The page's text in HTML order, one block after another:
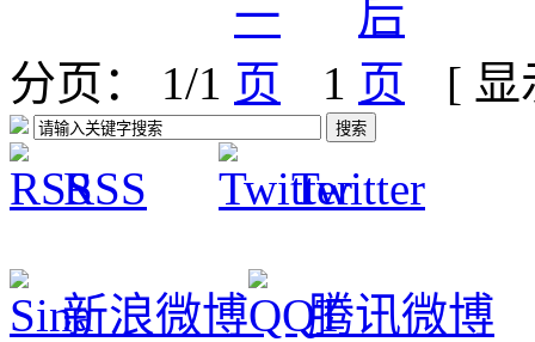
分页： 1/1 1 [
RSS Twitter
新浪微博 腾讯微博